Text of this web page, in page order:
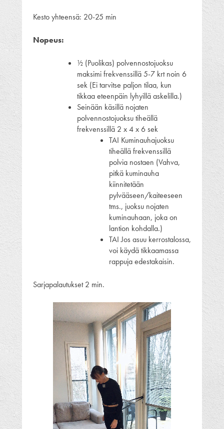
Kesto yhteensä: 20-25 min
Nopeus:
½ (Puolikas) polvennostojuoksu
maksimi frekvenssillä 5-7 krt noin 6
sek (Ei tarvitse paljon tilaa, kun
tikkaa eteenpäin lyhyillä askelilla.)
Seinään käsillä nojaten
polvennostojuoksu tiheällä
frekvenssillä 2 x 4 x 6 sek
TAI Kuminauhajuoksu
tiheällä frekvenssillä
polvia nostaen (Vahva,
pitkä kuminauha
kiinnitetään
pylvääseen/kaiteeseen
tms., juoksu nojaten
kuminauhaan, joka on
lantion kohdalla.)
TAI Jos asuu kerrostalossa,
voi käydä tikkaamassa
rappuja edestakaisin.
Sarjapalautukset 2 min.